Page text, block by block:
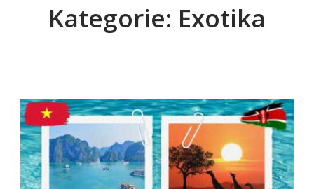
Kategorie: Exotika